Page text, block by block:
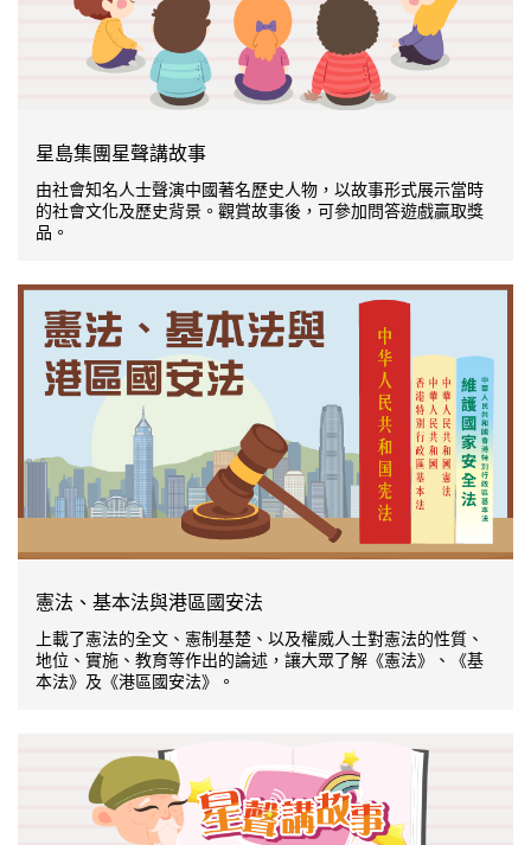
星島集團星聲講故事
由社會知名人士聲演中國著名歷史人物，以故事形式展示當時
的社會文化及歷史背景。觀賞故事後，可參加問答遊戲贏取獎
品。
憲法、基本法與港區國安法
上載了憲法的全文、憲制基楚、以及權威人士對憲法的性質、
地位、實施、教育等作出的論述，讓大眾了解《憲法》、《基
本法》及《港區國安法》。